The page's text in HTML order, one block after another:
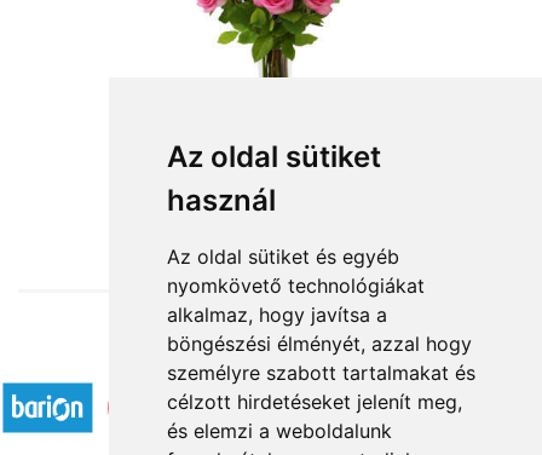
Az oldal sütiket
használ
Az oldal sütiket és egyéb
nyomkövető technológiákat
alkalmaz, hogy javítsa a
böngészési élményét, azzal hogy
személyre szabott tartalmakat és
célzott hirdetéseket jelenít meg,
és elemzi a weboldalunk
Szálas virágok: rózsaszín rózsa
3 880 Ft-tól
Elfogadott fizetési módok